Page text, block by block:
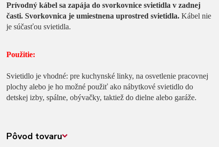
Prívodný kábel sa zapája do svorkovnice svietidla v zadnej
časti. Svorkovnica je umiestnena uprostred svietidla. Kábel nie
je súčasťou svietidla.
Použitie:
Svietidlo je vhodné: pre kuchynské linky, na osvetlenie pracovnej
plochy alebo je ho možné použiť ako nábytkové svietidlo do
detskej izby, spálne, obývačky, taktiež do dielne alebo garáže.
Pôvod tovaru